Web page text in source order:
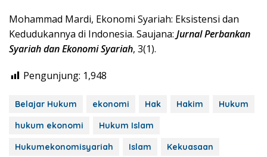
Mohammad Mardi, Ekonomi Syariah: Eksistensi dan
Kedudukannya di Indonesia. Saujana: Jurnal Perbankan
Syariah dan Ekonomi Syariah, 3(1).
Pengunjung: 1,948
Belajar Hukum ekonomi Hak Hakim
Hukum
hukum ekonomi
Hukum Islam
Hukumekonomisyariah
Islam
Kekuasaan